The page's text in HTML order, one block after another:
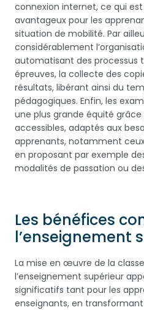
connexion internet, ce qui
avantageux pour les
situation de mobilité. Par
considérablement
automatisant des processus
épreuves, la collecte des
résultats, libérant ainsi du
pédagogiques. Enfin, les
une plus grande équité
accessibles, adaptés aux
apprenants, notamment
en proposant par exemple
modalités de passation ou
Les bénéfices
l’enseignement
La mise en œuvre de la
l’enseignement supérieur
significatifs tant pour les
enseignants, en